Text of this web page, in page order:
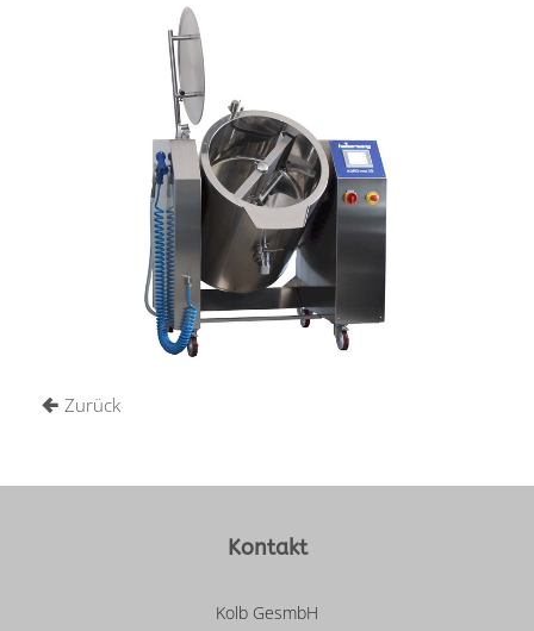
Cremekocher Korü_mat 2G
WEITERLESEN …
Zurück
Kontakt
Kolb GesmbH